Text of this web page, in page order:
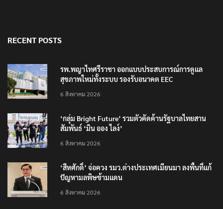
RECENT POSTS
รพ.พญาไทศรีราชา ออกแบบประสบการณ์การดูแล
สุขภาพใหม่ทั้งระบบ รองรับอนาคต EEC
6 สิงหาคม 2026
‘กลุ่ม Bright Future’ รวมตัวคัดค้านรัฐบาลไทยสาน
สัมพันธ์ ‘มิน ออง ไลง์’
6 สิงหาคม 2026
‘สีหศักดิ์’ จ่อควง รมว.ต่างประเทศเมียนมา ลงพื้นที่แก้
ปัญหามลพิษข้ามแดน
6 สิงหาคม 2026